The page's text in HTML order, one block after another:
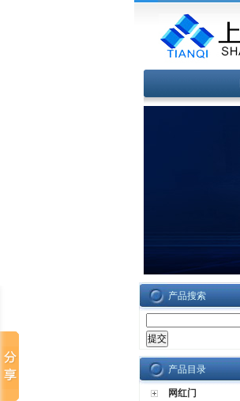
产品搜索
产品目录
网红门